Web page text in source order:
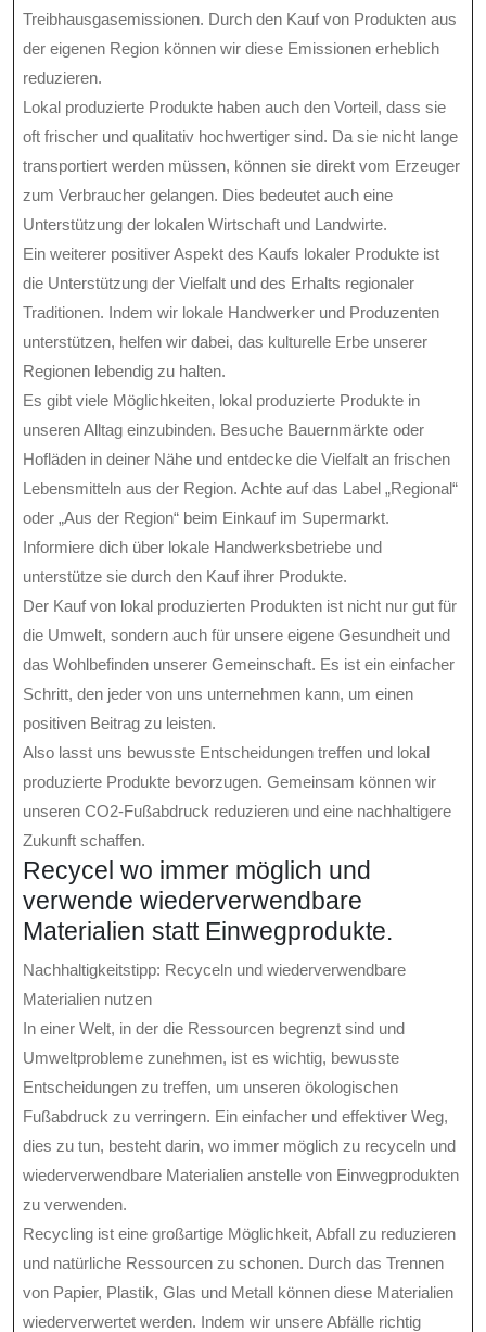
Treibhausgasemissionen. Durch den Kauf von Produkten aus
der eigenen Region können wir diese Emissionen erheblich
reduzieren.
Lokal produzierte Produkte haben auch den Vorteil, dass sie
oft frischer und qualitativ hochwertiger sind. Da sie nicht lange
transportiert werden müssen, können sie direkt vom Erzeuger
zum Verbraucher gelangen. Dies bedeutet auch eine
Unterstützung der lokalen Wirtschaft und Landwirte.
Ein weiterer positiver Aspekt des Kaufs lokaler Produkte ist
die Unterstützung der Vielfalt und des Erhalts regionaler
Traditionen. Indem wir lokale Handwerker und Produzenten
unterstützen, helfen wir dabei, das kulturelle Erbe unserer
Regionen lebendig zu halten.
Es gibt viele Möglichkeiten, lokal produzierte Produkte in
unseren Alltag einzubinden. Besuche Bauernmärkte oder
Hofläden in deiner Nähe und entdecke die Vielfalt an frischen
Lebensmitteln aus der Region. Achte auf das Label „Regional“
oder „Aus der Region“ beim Einkauf im Supermarkt.
Informiere dich über lokale Handwerksbetriebe und
unterstütze sie durch den Kauf ihrer Produkte.
Der Kauf von lokal produzierten Produkten ist nicht nur gut für
die Umwelt, sondern auch für unsere eigene Gesundheit und
das Wohlbefinden unserer Gemeinschaft. Es ist ein einfacher
Schritt, den jeder von uns unternehmen kann, um einen
positiven Beitrag zu leisten.
Also lasst uns bewusste Entscheidungen treffen und lokal
produzierte Produkte bevorzugen. Gemeinsam können wir
unseren CO2-Fußabdruck reduzieren und eine nachhaltigere
Zukunft schaffen.
Recycel wo immer möglich und
verwende wiederverwendbare
Materialien statt Einwegprodukte.
Nachhaltigkeitstipp: Recyceln und wiederverwendbare
Materialien nutzen
In einer Welt, in der die Ressourcen begrenzt sind und
Umweltprobleme zunehmen, ist es wichtig, bewusste
Entscheidungen zu treffen, um unseren ökologischen
Fußabdruck zu verringern. Ein einfacher und effektiver Weg,
dies zu tun, besteht darin, wo immer möglich zu recyceln und
wiederverwendbare Materialien anstelle von Einwegprodukten
zu verwenden.
Recycling ist eine großartige Möglichkeit, Abfall zu reduzieren
und natürliche Ressourcen zu schonen. Durch das Trennen
von Papier, Plastik, Glas und Metall können diese Materialien
wiederverwertet werden. Indem wir unsere Abfälle richtig